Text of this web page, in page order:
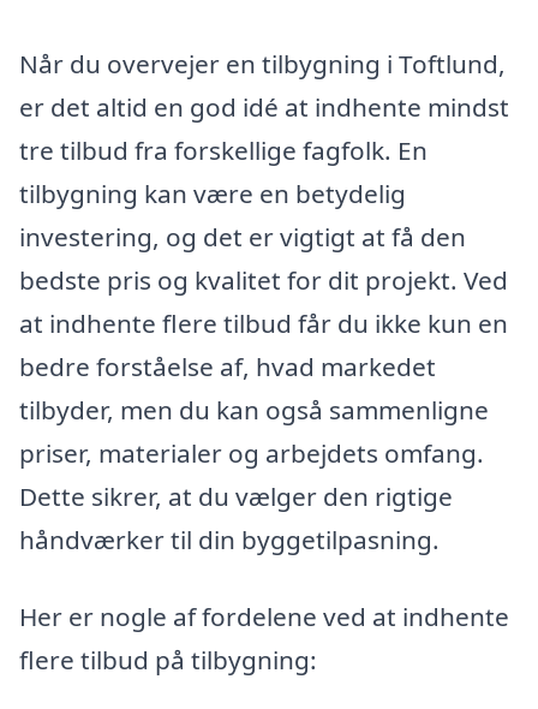
Når du overvejer en tilbygning i Toftlund,
er det altid en god idé at indhente mindst
tre tilbud fra forskellige fagfolk. En
tilbygning kan være en betydelig
investering, og det er vigtigt at få den
bedste pris og kvalitet for dit projekt. Ved
at indhente flere tilbud får du ikke kun en
bedre forståelse af, hvad markedet
tilbyder, men du kan også sammenligne
priser, materialer og arbejdets omfang.
Dette sikrer, at du vælger den rigtige
håndværker til din byggetilpasning.
Her er nogle af fordelene ved at indhente
flere tilbud på tilbygning: